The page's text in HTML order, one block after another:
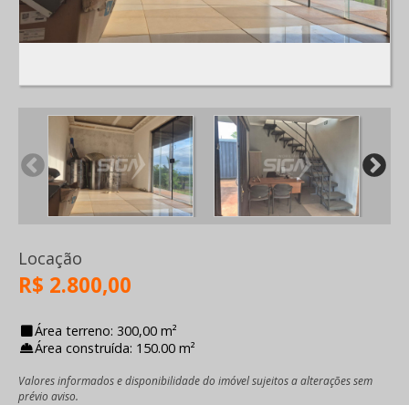
Locação
R$ 2.800,00
Área terreno: 300,00 m²
Área construída: 150.00 m²
Valores informados e disponibilidade do imóvel sujeitos a alterações sem
prévio aviso.